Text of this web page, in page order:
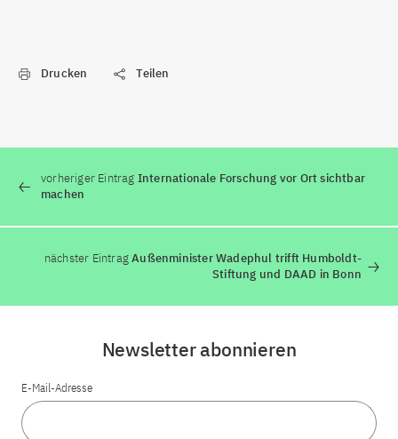
Drucken Teilen
vorheriger Eintrag Internationale Forschung vor Ort sichtbar
machen
nächster EintragAußenminister Wadephul trifft Humboldt-
Stiftung und DAAD in Bonn
Newsletter abonnieren
E-Mail-Adresse